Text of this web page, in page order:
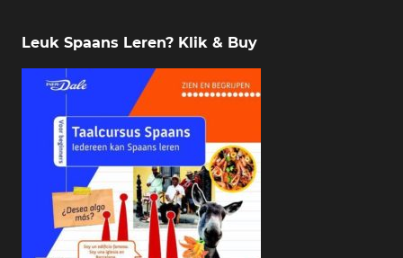
Leuk Spaans Leren? Klik & Buy